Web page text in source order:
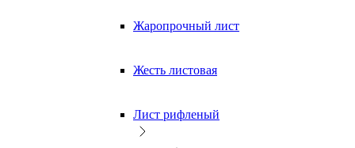
Жаропрочный лист
Жесть листовая
Лист рифленый